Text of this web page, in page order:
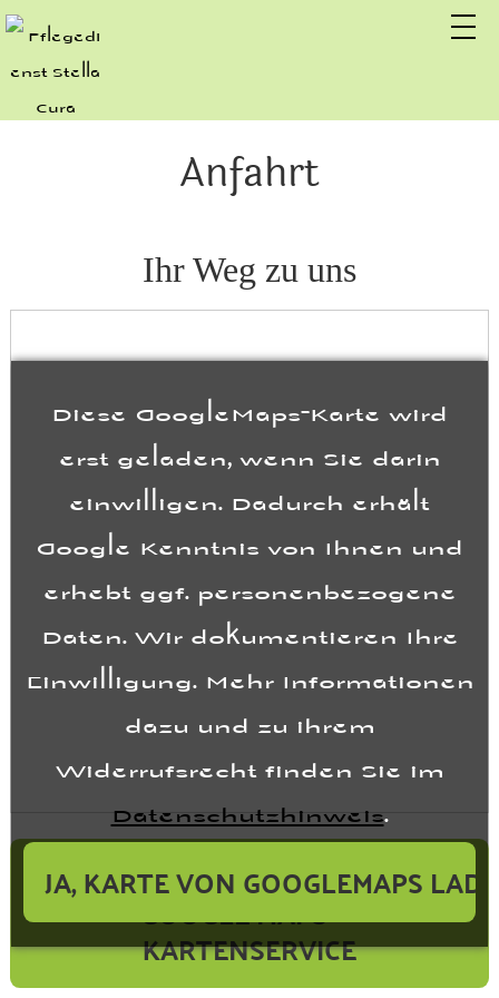
Anfahrt
Ihr Weg zu uns
Diese GoogleMaps-Karte wird
erst geladen, wenn Sie darin
einwilligen. Dadurch erhält
Google Kenntnis von Ihnen und
erhebt ggf. personenbezogene
Daten. Wir dokumentieren Ihre
Einwilligung. Mehr Informationen
dazu und zu ihrem
Widerrufsrecht finden Sie im
Datenschutzhinweis.
ANFAHRT BERECHNEN ÜBER
GOOGLE MAPS™-
KARTENSERVICE